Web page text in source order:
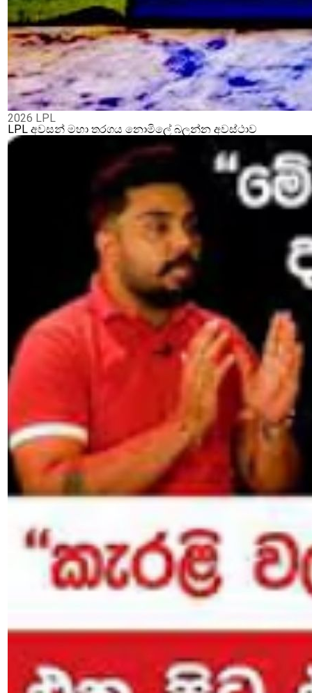
2026 LPL
LPL අවසන් මහා තරගය නොමිලේ බලන්න අවස්ථාව